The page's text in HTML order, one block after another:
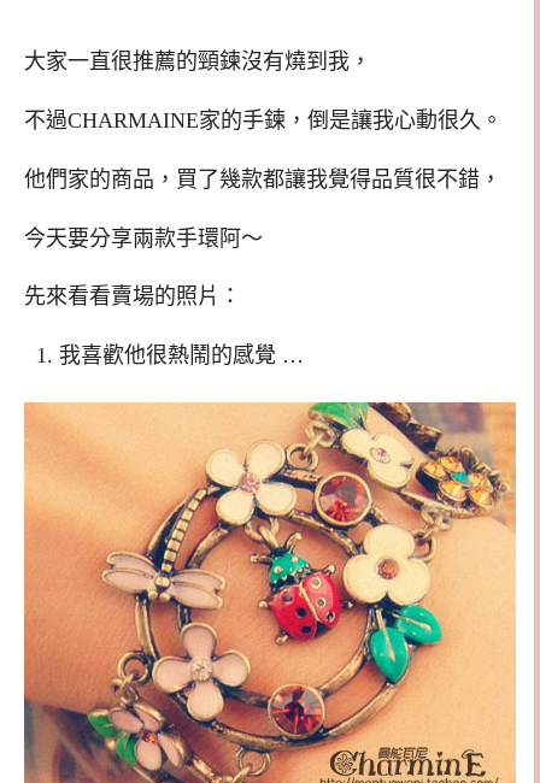
大家一直很推薦的頸鍊沒有燒到我，
不過CHARMAINE家的手鍊，倒是讓我心動很久。
他們家的商品，買了幾款都讓我覺得品質很不錯，
今天要分享兩款手環阿～
先來看看賣場的照片：
1. 我喜歡他很熱鬧的感覺 …